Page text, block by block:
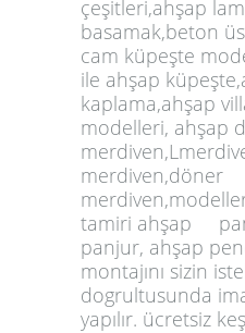
çeşitleri,ahşap
basamak,beton
cam küpeşte
ile ahşap küpeşte,
kaplama,ahşap
modelleri, ahşap
merdiven,döner
tamiri ahşap
panjur, ahşap
montajını sizin
dogrultusunda
yapılır. ücretsiz